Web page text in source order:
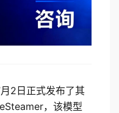
2日正式发布了其
，该模型